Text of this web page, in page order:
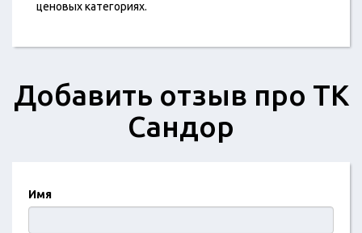
ценовых категориях.
Добавить отзыв про ТК
Сандор
Имя